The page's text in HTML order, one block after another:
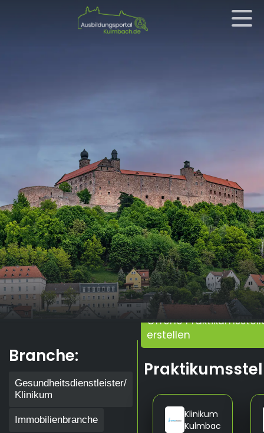
Branche:
Gesundheitsdienstleister/
Klinikum
Immobilienbranche
Offene
erstellen
Klinikum
Kulmbach